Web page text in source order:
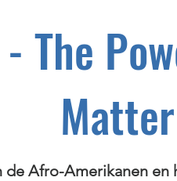
The
Matter
de Afro-Amerikanen en